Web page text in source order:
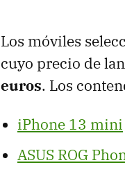
Los móviles
cuyo precio de
euros. Los
iPhone 13 mini
ASUS ROG